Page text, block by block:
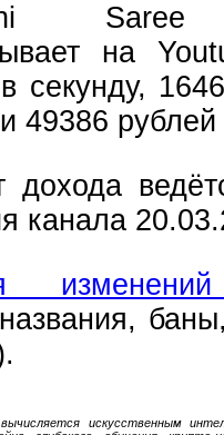
на
секунду,
49386
дохода
канала
искусственным